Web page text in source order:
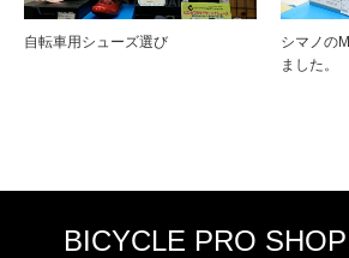
自転車用シューズ選び
シマノの
ました。
BICYCLE PRO